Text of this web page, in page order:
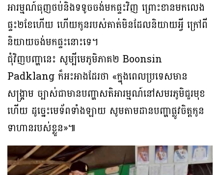
អារម្មណ៍ធុញថប់និងទទូចចង់មកផ្ទះវិញ ព្រោះខានមកលេង
ផ្ទះ២ខែហើយ ហើយកូនរបស់គាត់មិនដែលនិយាយអ្វី ក្រៅពី
និយាយចង់មកផ្ទះនោះទេ។
ជុំវិញបញ្ហានេះ សូម្បីមេភូមិភាគ២ Boonsin
Padklang ក៏អះអាងដែរថា «ក្នុងពេលប្រទេសមាន
សង្គ្រាម ច្បាស់ជាមានបញ្ហាសតិអារម្មណ៍នៅសមរភូមិជួរមុខ
ហើយ ដូច្នេះមេទ័ពទាំងឡាយ សូមតាមដានបញ្ហាផ្លូវចិត្តកូន
ទាហានរបស់ខ្លួន»៕